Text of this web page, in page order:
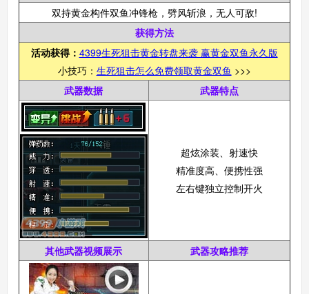
双持黄金构件双鱼冲锋枪，劈风斩浪，无人可敌!
获得方法
活动获得： 4399生死狙击黄金转盘来袭 赢黄金双鱼永久版
小技巧： 生死狙击怎么免费领取黄金双鱼 >>>
武器数据
武器特点
超炫涂装、射速快
精准度高、便携性强
左右键独立控制开火
其他武器视频展示 武器攻略推荐